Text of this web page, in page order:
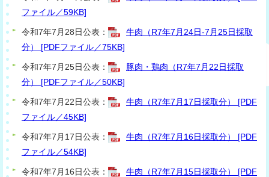
ファイル／59KB]
令和7年7月28日公表：
牛肉（R7年7月24日-7月25日採取
分） [PDFファイル／75KB]
令和7年7月25日公表：
豚肉・鶏肉（R7年7月22日採取
分） [PDFファイル／50KB]
令和7年7月22日公表：
牛肉（R7年7月17日採取分） [PDF
ファイル／45KB]
令和7年7月17日公表：
牛肉（R7年7月16日採取分） [PDF
ファイル／54KB]
令和7年7月16日公表：
牛肉（R7年7月15日採取分） [PDF